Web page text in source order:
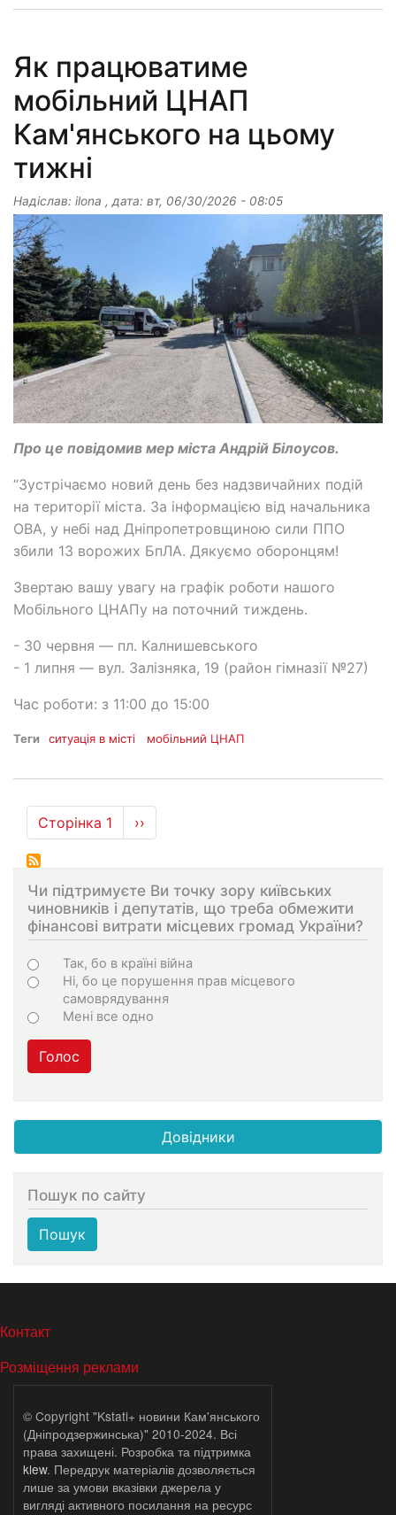
Як працюватиме
мобільний ЦНАП
Кам'янського на цьому
тижні
Надіслав: ilona , дата: вт, 06/30/2026 - 08:05
Про це повідомив мер міста Андрій Білоусов.
“Зустрічаємо новий день без надзвичайних подій
на території міста. За інформацією від начальника
ОВА, у небі над Дніпропетровщиною сили ППО
збили 13 ворожих БпЛА. Дякуємо оборонцям!
Звертаю вашу увагу на графік роботи нашого
Мобільного ЦНАПу на поточний тиждень.
- 30 червня — пл. Калнишевського
- 1 липня — вул. Залізняка, 19 (район гімназії №27)
Час роботи: з 11:00 до 15:00
Теги ситуація в місті мобільний ЦНАП
Розбивка
на
сторінки
Сторінка 1
Наступна
сторінка
››
Чи підтримуєте Ви точку зору київських
чиновників і депутатів, що треба обмежити
фінансові витрати місцевих громад України?
Варіанти
Так, бо в країні війна
Ні, бо це порушення прав місцевого
самоврядування
Мені все одно
Голос
Довідники
Пошук по сайту
Пошук
МЕНЮ В ПОДВАЛЕ
Контакт
Розміщення реклами
© Copyright "Kstati+ новини Кам'янського
(Дніпродзержинська)" 2010-2024. Всі
права захищені. Розробка та підтримка
klew. Передрук матеріалів дозволяється
лише за умови вказівки джерела у
вигляді активного посилання на ресурс